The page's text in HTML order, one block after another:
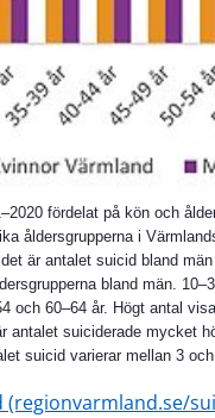
fördelat på kön och
åldersgrupperna i
är antalet suicid bland
bland män.
och 60–64 år. Högt antal
antalet suiciderade mycket
suicid varierar mellan 3